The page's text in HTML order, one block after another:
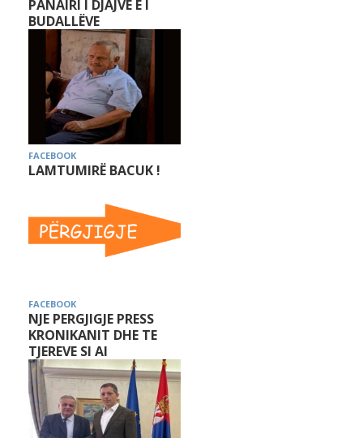
PANAIRI I DJAJVE E I
BUDALLËVE
FACEBOOK
LAMTUMIRË BACUK !
FACEBOOK
NJE PERGJIGJE PRESS
KRONIKANIT DHE TE
TJEREVE SI AI